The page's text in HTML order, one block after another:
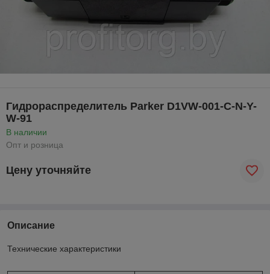
Гидрораспределитель Parker D1VW-001-C-N-Y-
W-91
В наличии
Опт и розница
Цену уточняйте
Описание
Технические характеристики